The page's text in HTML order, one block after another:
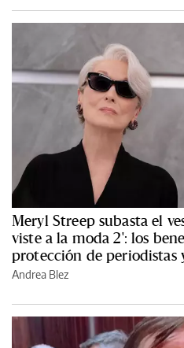
Meryl Streep subasta el
viste a la moda 2': los
protección de periodistas
Andrea Blez